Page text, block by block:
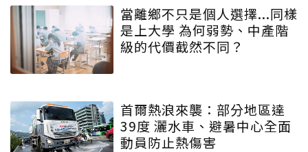
當離鄉不只是個人選擇...同樣
是上大學 為何弱勢、中產階
級的代價截然不同？
首爾熱浪來襲：部分地區達
39度 灑水車、避暑中心全面
動員防止熱傷害